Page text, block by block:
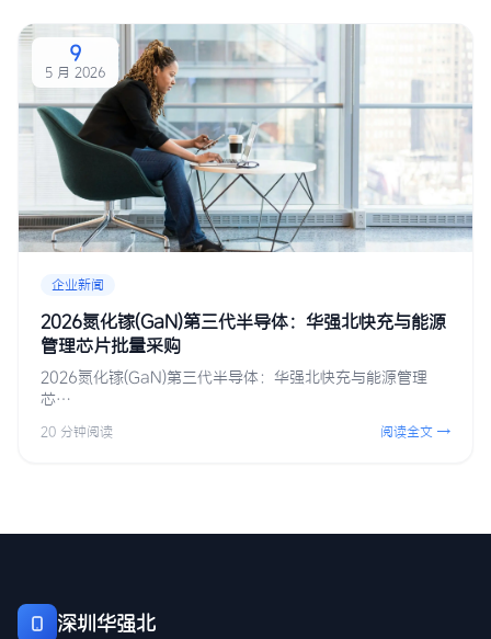
9
5 月 2026
企业新闻
2026氮化镓(GaN)第三代半导体：华强北快充与能源
管理芯片批量采购
2026氮化镓(GaN)第三代半导体：华强北快充与能源管理
芯…
20 分钟阅读 阅读全文 →
深圳华强北